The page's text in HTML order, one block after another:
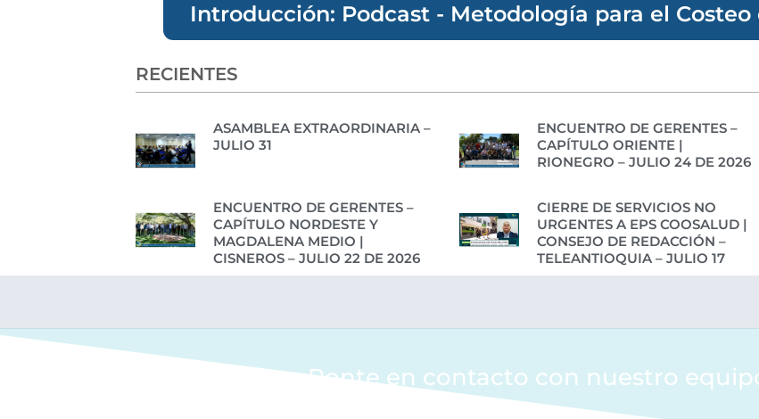
Introducción: Podcast - Metodología para el Costeo
RECIENTES
ASAMBLEA EXTRAORDINARIA –
JULIO 31
ENCUENTRO DE GERENTES –
CAPÍTULO ORIENTE |
RIONEGRO – JULIO 24 DE 2026
ENCUENTRO DE GERENTES –
CAPÍTULO NORDESTE Y
MAGDALENA MEDIO |
CISNEROS – JULIO 22 DE 2026
CIERRE DE SERVICIOS NO
URGENTES A EPS COOSALUD |
CONSEJO DE REDACCIÓN –
TELEANTIOQUIA – JULIO 17
Ponte en contacto con nuestro